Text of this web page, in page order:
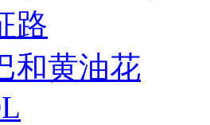
路
和黄油花